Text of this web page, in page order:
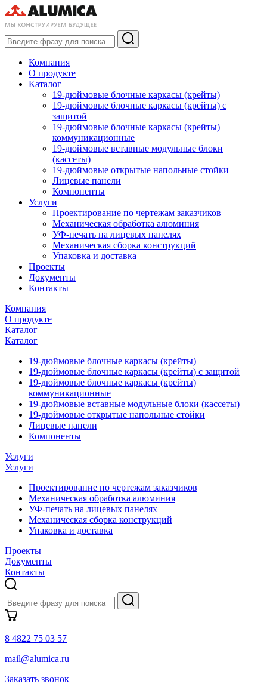
Компания
О продукте
Каталог
19-дюймовые блочные каркасы (крейты)
19-дюймовые блочные каркасы (крейты) с
защитой
19-дюймовые блочные каркасы (крейты)
коммуникационные
19-дюймовые вставные модульные блоки
(кассеты)
19-дюймовые открытые напольные стойки
Лицевые панели
Компоненты
Услуги
Проектирование по чертежам заказчиков
Механическая обработка алюминия
УФ-печать на лицевых панелях
Механическая сборка конструкций
Упаковка и доставка
Проекты
Документы
Контакты
Компания
О продукте
Каталог
Каталог
19-дюймовые блочные каркасы (крейты)
19-дюймовые блочные каркасы (крейты) с защитой
19-дюймовые блочные каркасы (крейты)
коммуникационные
19-дюймовые вставные модульные блоки (кассеты)
19-дюймовые открытые напольные стойки
Лицевые панели
Компоненты
Услуги
Услуги
Проектирование по чертежам заказчиков
Механическая обработка алюминия
УФ-печать на лицевых панелях
Механическая сборка конструкций
Упаковка и доставка
Проекты
Документы
Контакты
8 4822 75 03 57
mail@alumica.ru
Заказать звонок